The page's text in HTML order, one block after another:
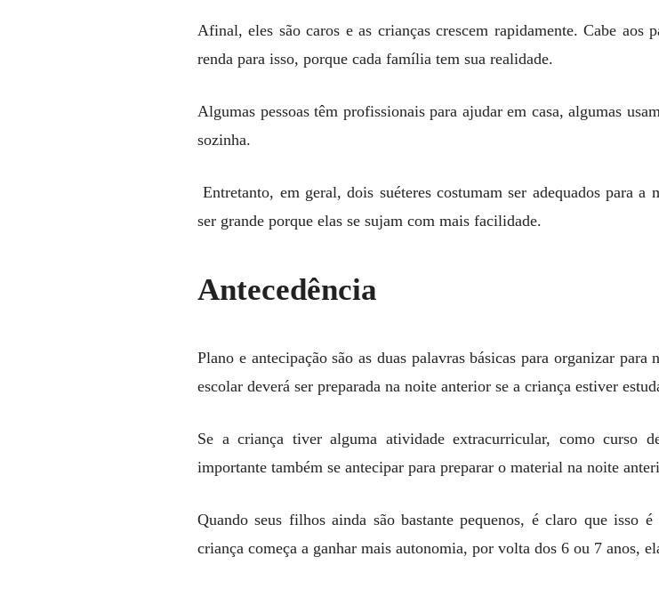
Afinal, eles são caros e as crianças crescem rapidamente. Cabe
renda para isso, porque cada família tem sua realidade.
Algumas pessoas têm profissionais para ajudar em casa, algumas
sozinha.
Entretanto, em geral, dois suéteres costumam ser adequados para a
ser grande porque elas se sujam com mais facilidade.
Antecedência
Plano e antecipação são as duas palavras básicas para organizar
escolar deverá ser preparada na noite anterior se a criança estiver
Se a criança tiver alguma atividade extracurricular, como curso
importante também se antecipar para preparar o material na noite
Quando seus filhos ainda são bastante pequenos, é claro que isso
criança começa a ganhar mais autonomia, por volta dos 6 ou 7 anos,